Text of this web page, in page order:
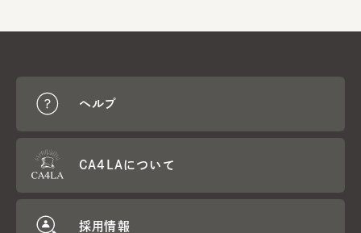
ヘルプ
CA4LAについて
採用情報